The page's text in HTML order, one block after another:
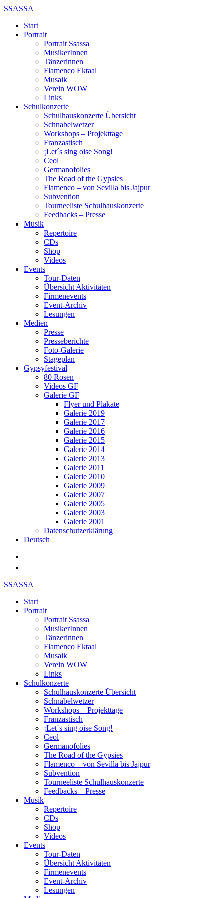
SSASSA
Start
Portrait
Portrait Ssassa
MusikerInnen
Tänzerinnen
Flamenco Ektaal
Musaik
Verein WOW
Links
Schulkonzerte
Schulhauskonzerte Übersicht
Schnabelwetzer
Workshops – Projekttage
Franzastisch
¡Let´s sing oise Song!
Ceol
Germanofolies
The Road of the Gypsies
Flamenco – von Sevilla bis Jajpur
Subvention
Tourneeliste Schulhauskonzerte
Feedbacks – Presse
Musik
Repertoire
CDs
Shop
Videos
Events
Tour-Daten
Übersicht Aktivitäten
Firmenevents
Event-Archiv
Lesungen
Medien
Presse
Presseberichte
Foto-Galerie
Stageplan
Gypsyfestival
80 Rosen
Videos GF
Galerie GF
Flyer und Plakate
Galerie 2019
Galerie 2017
Galerie 2016
Galerie 2015
Galerie 2014
Galerie 2013
Galerie 2011
Galerie 2010
Galerie 2009
Galerie 2007
Galerie 2005
Galerie 2003
Galerie 2001
Datenschutzerklärung
Deutsch
SSASSA
Start
Portrait
Portrait Ssassa
MusikerInnen
Tänzerinnen
Flamenco Ektaal
Musaik
Verein WOW
Links
Schulkonzerte
Schulhauskonzerte Übersicht
Schnabelwetzer
Workshops – Projekttage
Franzastisch
¡Let´s sing oise Song!
Ceol
Germanofolies
The Road of the Gypsies
Flamenco – von Sevilla bis Jajpur
Subvention
Tourneeliste Schulhauskonzerte
Feedbacks – Presse
Musik
Repertoire
CDs
Shop
Videos
Events
Tour-Daten
Übersicht Aktivitäten
Firmenevents
Event-Archiv
Lesungen